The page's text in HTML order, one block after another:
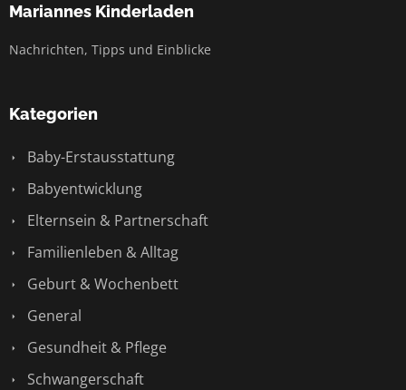
Mariannes Kinderladen
Nachrichten, Tipps und Einblicke
Kategorien
Baby-Erstausstattung
Babyentwicklung
Elternsein & Partnerschaft
Familienleben & Alltag
Geburt & Wochenbett
General
Gesundheit & Pflege
Schwangerschaft